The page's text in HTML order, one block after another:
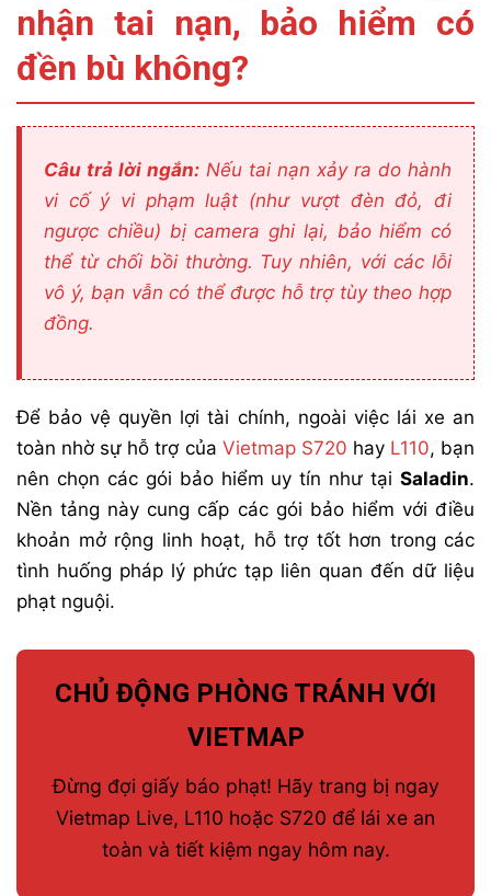
nhận tai nạn, bảo hiểm có
đền bù không?
Câu trả lời ngắn: Nếu tai nạn xảy ra do hành
vi cố ý vi phạm luật (như vượt đèn đỏ, đi
ngược chiều) bị camera ghi lại, bảo hiểm có
thể từ chối bồi thường. Tuy nhiên, với các lỗi
vô ý, bạn vẫn có thể được hỗ trợ tùy theo hợp
đồng.
Để bảo vệ quyền lợi tài chính, ngoài việc lái xe an
toàn nhờ sự hỗ trợ của Vietmap S720 hay L110, bạn
nên chọn các gói bảo hiểm uy tín như tại Saladin.
Nền tảng này cung cấp các gói bảo hiểm với điều
khoản mở rộng linh hoạt, hỗ trợ tốt hơn trong các
tình huống pháp lý phức tạp liên quan đến dữ liệu
phạt nguội.
CHỦ ĐỘNG PHÒNG TRÁNH VỚI
VIETMAP
Đừng đợi giấy báo phạt! Hãy trang bị ngay
Vietmap Live, L110 hoặc S720 để lái xe an
toàn và tiết kiệm ngay hôm nay.